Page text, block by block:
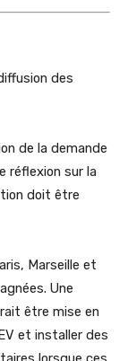
des
de la demande
réflexion sur la
doit être
Marseille et
Une
être mise en
et installer des